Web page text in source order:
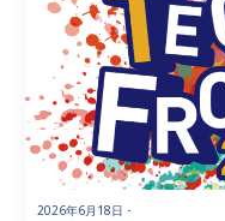
2026年6月18日 ・